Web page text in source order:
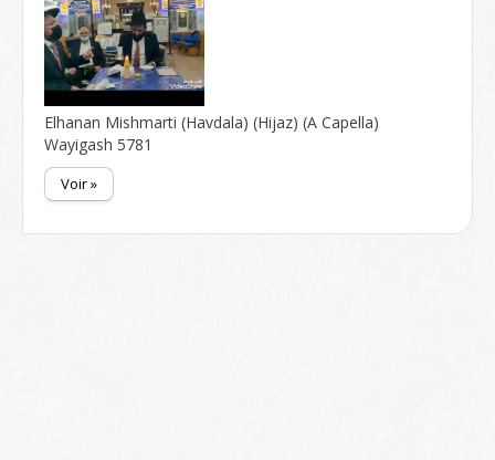
Elhanan Mishmarti (Havdala) (Hijaz) (A Capella)
Wayigash 5781
Voir »